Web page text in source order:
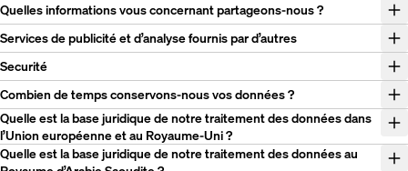
Quelles informations vous concernant partageons-nous ?
Services de publicité et d’analyse fournis par d’autres
Securité
Combien de temps conservons-nous vos données ?
Quelle est la base juridique de notre traitement des données dans
l’Union européenne et au Royaume-Uni ?
Quelle est la base juridique de notre traitement des données au